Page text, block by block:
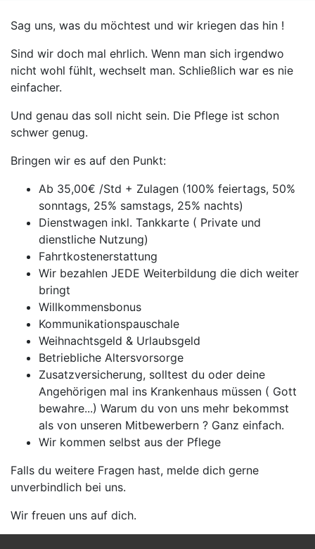
Sag uns, was du möchtest und wir kriegen das hin !
Sind wir doch mal ehrlich. Wenn man sich irgendwo
nicht wohl fühlt, wechselt man. Schließlich war es nie
einfacher.
Und genau das soll nicht sein. Die Pflege ist schon
schwer genug.
Bringen wir es auf den Punkt:
Ab 35,00€ /Std + Zulagen (100% feiertags, 50%
sonntags, 25% samstags, 25% nachts)
Dienstwagen inkl. Tankkarte ( Private und
dienstliche Nutzung)
Fahrtkostenerstattung
Wir bezahlen JEDE Weiterbildung die dich weiter
bringt
Willkommensbonus
Kommunikationspauschale
Weihnachtsgeld & Urlaubsgeld
Betriebliche Altersvorsorge
Zusatzversicherung, solltest du oder deine
Angehörigen mal ins Krankenhaus müssen ( Gott
bewahre...) Warum du von uns mehr bekommst
als von unseren Mitbewerbern ? Ganz einfach.
Wir kommen selbst aus der Pflege
Falls du weitere Fragen hast, melde dich gerne
unverbindlich bei uns.
Wir freuen uns auf dich.